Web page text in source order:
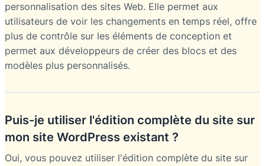
personnalisation des sites Web. Elle permet aux
utilisateurs de voir les changements en temps réel, offre
plus de contrôle sur les éléments de conception et
permet aux développeurs de créer des blocs et des
modèles plus personnalisés.
Puis-je utiliser l'édition complète du site sur
mon site WordPress existant ?
Oui, vous pouvez utiliser l'édition complète du site sur